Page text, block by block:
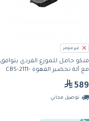
غير متوفر
فتكو حامل للموزع الفردي يتوافق
مع آلة تحضير القهوة CBS-2111-
XTS (A150 S4S-15-20-1)
589
توصيل مجاني